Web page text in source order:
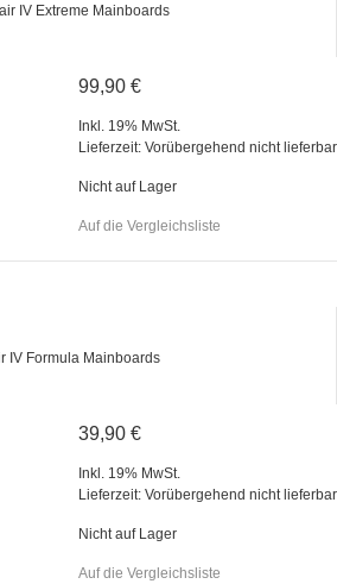
IV Extreme Mainboards
99,90 €
Inkl. 19% MwSt.
Lieferzeit: Vorübergehend nicht lieferbar
Nicht auf Lager
Auf die Vergleichsliste
IV Formula Mainboards
39,90 €
Inkl. 19% MwSt.
Lieferzeit: Vorübergehend nicht lieferbar
Nicht auf Lager
Auf die Vergleichsliste